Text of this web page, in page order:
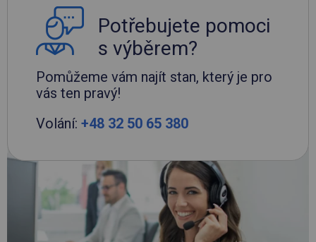
Potřebujete pomoci
s výběrem?
Pomůžeme vám najít stan, který je pro
vás ten pravý!
Volání: +48 32 50 65 380